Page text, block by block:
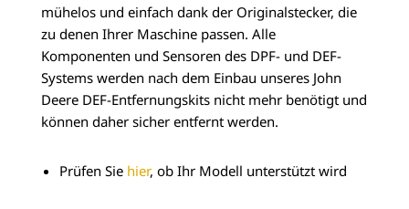
mühelos und einfach dank der Originalstecker, die
zu denen Ihrer Maschine passen. Alle
Komponenten und Sensoren des DPF- und DEF-
Systems werden nach dem Einbau unseres John
Deere DEF-Entfernungskits nicht mehr benötigt und
können daher sicher entfernt werden.
Prüfen Sie hier, ob Ihr Modell unterstützt wird